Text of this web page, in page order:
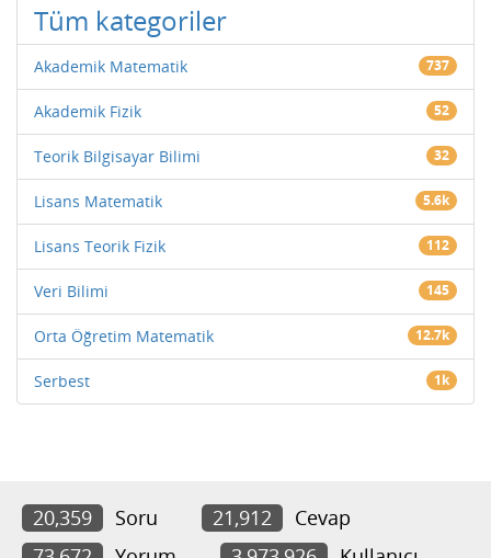
Tüm kategoriler
Akademik Matematik 737
Akademik Fizik 52
Teorik Bilgisayar Bilimi 32
Lisans Matematik 5.6k
Lisans Teorik Fizik 112
Veri Bilimi 145
Orta Öğretim Matematik 12.7k
Serbest 1k
20,359 Soru 21,912
Cevap